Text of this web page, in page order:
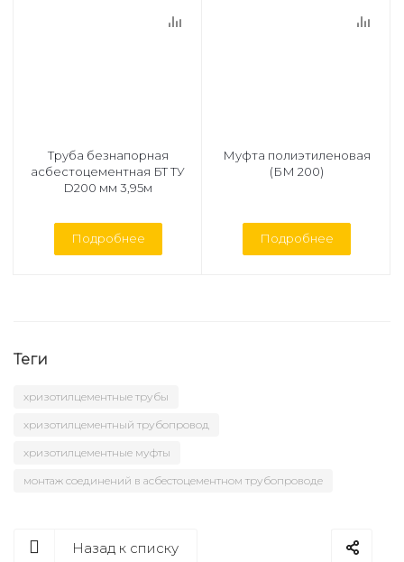
Труба безнапорная
асбестоцементная БТ ТУ
D200 мм 3,95м
Подробнее
Муфта полиэтиленовая
(БМ 200)
Подробнее
Теги
хризотилцементные трубы
хризотилцементный трубопровод
хризотилцементные муфты
монтаж соединений в асбестоцементном трубопроводе
Назад к списку